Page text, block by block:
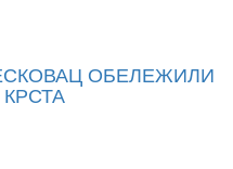
ОБЕЛЕЖИЛИ